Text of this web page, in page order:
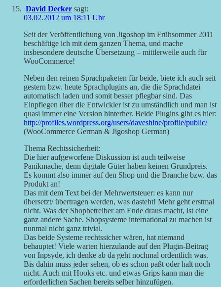
David Decker sagt:
03.02.2012 um 18:11 Uhr
Seit der Veröffentlichung von Jigoshop im Frühsommer 2011
beschäftige ich mit dem ganzen Thema, und mache
insbesondere deutsche Übersetzung – mittlerweile auch für
WooCommerce!
Neben den reinen Sprachpaketen für beide, biete ich auch seit
gestern bzw. heute Sprachplugins an, die die Sprachdatei
automatisch laden und somit besser pflegbar sind. Das
Einpflegen über die Entwickler ist zu umständlich und man ist
quasi immer eine Version hinterher. Beide Plugins gibt es hier:
http://profiles.wordpress.org/users/daveshine/profile/public/
(WooCommerce German & Jigoshop German)
Thema Rechtssicherheit:
Die hier aufgeworfene Diskussion ist auch teilweise
Panikmache, denn digitale Güter haben keinen Grundpreis.
Es kommt also immer auf den Shop und die Branche bzw. das
Produkt an!
Das mit dem Text bei der Mehrwertsteuer: es kann nur
übersetzt/ übertragen werden, was dasteht! Mehr geht erstmal
nicht. Was der Shopbetreiber am Ende draus macht, ist eine
ganz andere Sache. Shopsysteme international zu machen ist
nunmal nicht ganz trivial.
Das beide Systeme rechtssicher wären, hat niemand
behauptet! Viele warten hierzulande auf den Plugin-Beitrag
von Inpsyde, ich denke ab da geht nochmal ordentlich was.
Bis dahin muss jeder sehen, ob es schon paßt oder halt noch
nicht. Auch mit Hooks etc. und etwas Grips kann man die
erforderlichen Sachen bereits selber hinzufügen.